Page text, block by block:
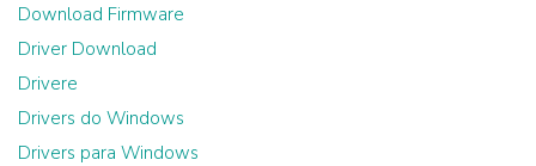
Download Firmware
Driver Download
Drivere
Drivers do Windows
Drivers para Windows